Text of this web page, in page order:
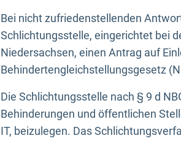
Bei nicht zufriedenstellenden
Schlichtungsstelle, eingerichtet bei
Niedersachsen, einen Antrag auf
Behindertengleichstellungsgesetz
Die Schlichtungsstelle nach § 9 d
Behinderungen und öffentlichen
IT, beizulegen. Das